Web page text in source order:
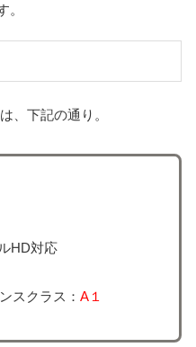
。
、下記の通り。
HD対応
スクラス： A１